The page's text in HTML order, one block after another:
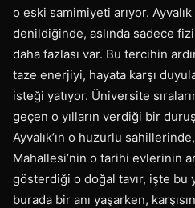
o eski samimiyeti arıyor.
denildiğinde, aslında sadece
daha fazlası var. Bu tercihin
taze enerjiyi, hayata karşı
isteği yatıyor. Üniversite
geçen o yılların verdiği bir
Ayvalık’ın o huzurlu
Mahallesi’nin o tarihi evlerinin
gösterdiği o doğal tavır, işte bu
burada bir anı yaşarken,